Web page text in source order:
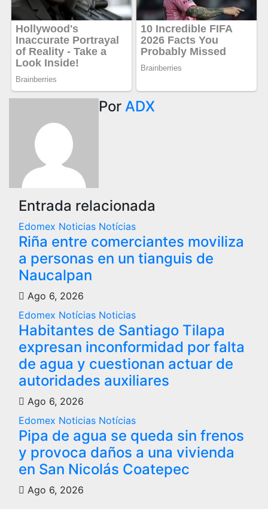
Por ADX
Entrada relacionada
Edomex Noticias Notícias
Riña entre comerciantes moviliza
a personas en un tianguis de
Naucalpan
Ago 6, 2026
Edomex Notícias Noticias
Habitantes de Santiago Tilapa
expresan inconformidad por falta
de agua y cuestionan actuar de
autoridades auxiliares
Ago 6, 2026
Edomex Noticias Notícias
Pipa de agua se queda sin frenos
y provoca daños a una vivienda
en San Nicolás Coatepec
Ago 6, 2026